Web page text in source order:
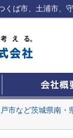
市など茨城県南